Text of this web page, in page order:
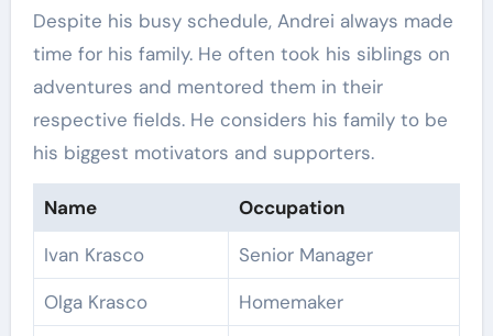
Despite his busy schedule, Andrei always made
time for his family. He often took his siblings on
adventures and mentored them in their
respective fields. He considers his family to be
his biggest motivators and supporters.
Name
Occupation
Ivan Krasco
Senior Manager
Olga Krasco
Homemaker